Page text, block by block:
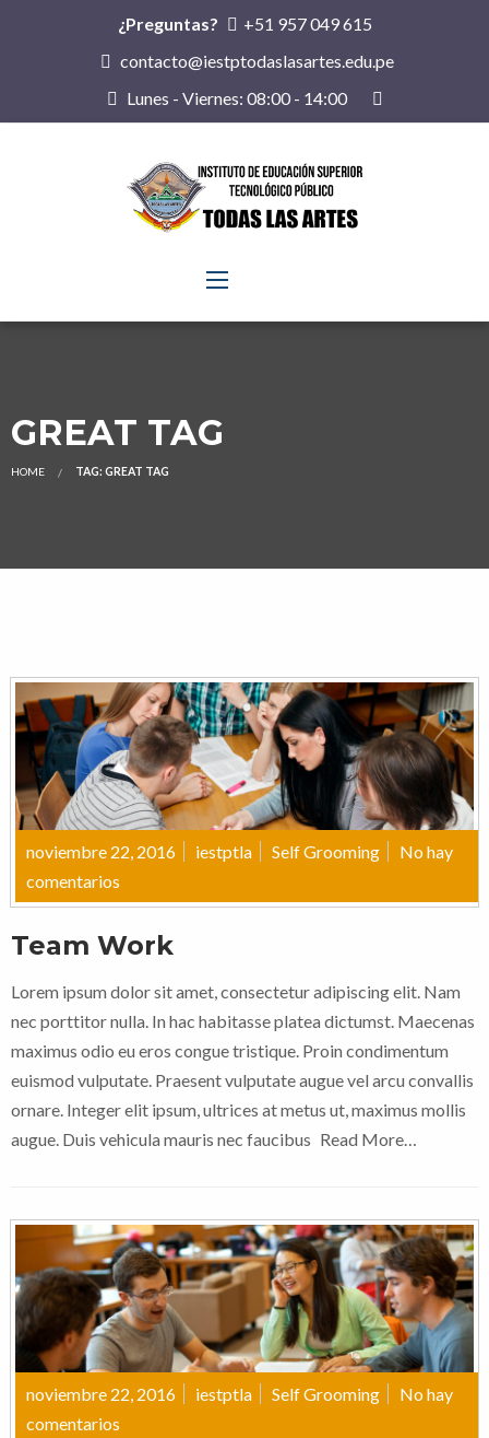
¿Preguntas?
+51 957 049 615
contacto@iestptodaslasartes.edu.pe
Lunes - Viernes: 08:00 - 14:00
GREAT TAG
HOME TAG: GREAT TAG
noviembre 22, 2016 iestptla Self Grooming
No hay
comentarios
Team Work
Lorem ipsum dolor sit amet, consectetur adipiscing elit. Nam
nec porttitor nulla. In hac habitasse platea dictumst. Maecenas
maximus odio eu eros congue tristique. Proin condimentum
euismod vulputate. Praesent vulputate augue vel arcu convallis
ornare. Integer elit ipsum, ultrices at metus ut, maximus mollis
augue. Duis vehicula mauris nec faucibus Read More…
noviembre 22, 2016 iestptla Self Grooming
No hay
comentarios